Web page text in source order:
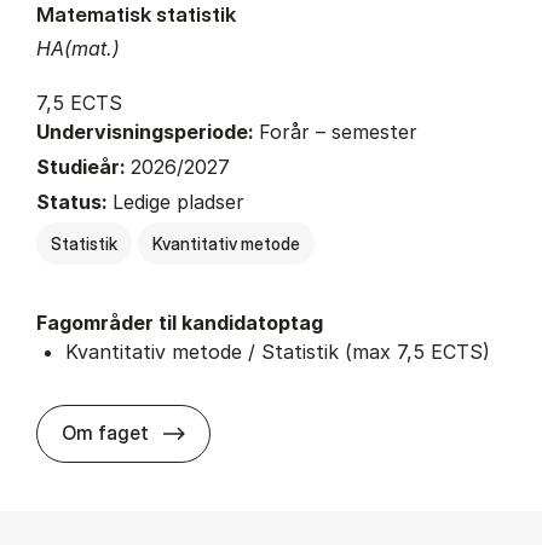
HA(mat.)
Matematisk statistik
7,5 ECTS
Undervisningsperiode: Forår – semester
Studieår: 2026/2027
Status: Ledige pladser
Statistik Kvantitativ metode
Fagområder til kandidatoptag
Kvantitativ metode / Statistik (max 7,5 ECTS)
Om faget about